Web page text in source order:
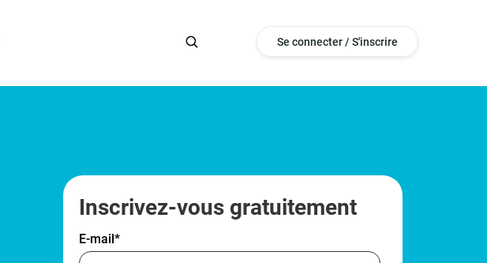
Se connecter / S'inscrire
Inscrivez-vous gratuitement
E-mail*